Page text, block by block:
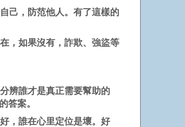
己，防范他人。有了這樣的
，如果沒有，詐欺、強盜等
辨誰才是真正需要幫助的
答案。
，誰在心里定位是壞。好